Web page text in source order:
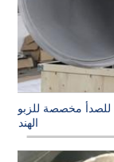
للصدأ مخصصة للزبون
الهندي